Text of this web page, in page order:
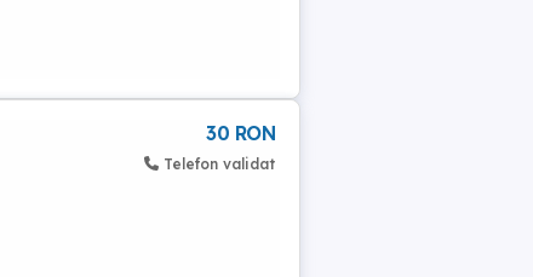
30 RON
Telefon validat